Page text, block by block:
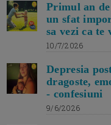
Primul an
un sfat
sa vezi ca te
10/7/2026
Depresia
dragoste,
- confesiuni
9/6/2026